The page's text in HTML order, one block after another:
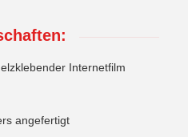
Internetfilm
angefertigt